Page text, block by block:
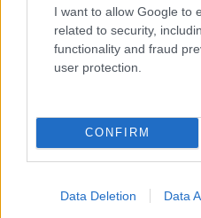
I want to allow Google to
related to security,
functionality and fraud
user protection.
CONFIRM
Data Deletion Data
Η ψυχραιμία στις
07/08/2026 | 18:00:02
ΠΟΔΟΣΦΑΙΡΟ ΑΕΚ
07/08/2026 | 17:46:27
SUPER LEAGUE
Κωνσταντέλια με δανεισμό